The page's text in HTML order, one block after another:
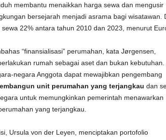
membantu menaikkan harga sewa dan mengusir
bersejarah menjadi asrama bagi wisatawan.
22% antara tahun 2010 dan 2023, menurut
“finansialisasi” perumahan, kata Jørgensen,
rumah sebagai aset dan bukan kebutuhan.
negara Anggota dapat mewajibkan pengembang
unit perumahan yang terjangkau dan
untuk memungkinkan pemerintah menawarkan
yang terjangkau.
Ursula von der Leyen, menciptakan portofolio